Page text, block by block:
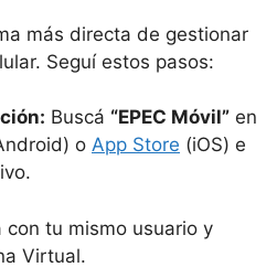
más directa de gestionar
Seguí estos pasos:
Buscá “EPEC Móvil” en
o App Store (iOS) e
con tu mismo usuario y
Virtual.